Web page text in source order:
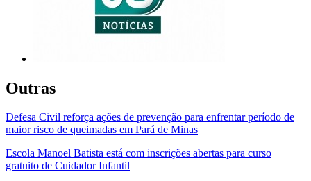
Outras
Defesa Civil reforça ações de prevenção para enfrentar período de
maior risco de queimadas em Pará de Minas
Escola Manoel Batista está com inscrições abertas para curso
gratuito de Cuidador Infantil